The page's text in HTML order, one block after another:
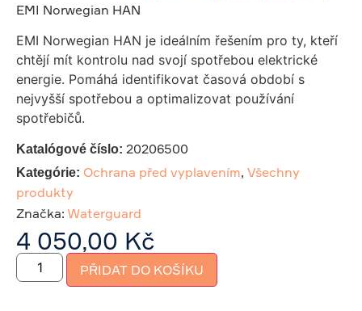
EMI Norwegian HAN
EMI Norwegian HAN je ideálním řešením pro ty, kteří
chtějí mít kontrolu nad svojí spotřebou elektrické
energie. Pomáhá identifikovat časová období s
nejvyšší spotřebou a optimalizovat používání
spotřebičů.
Katalógové číslo: 20206500
Kategórie: Ochrana před vyplavením, Všechny
produkty
Značka: Waterguard
4 050,00 Kč
PŘIDAT DO KOŠÍKU